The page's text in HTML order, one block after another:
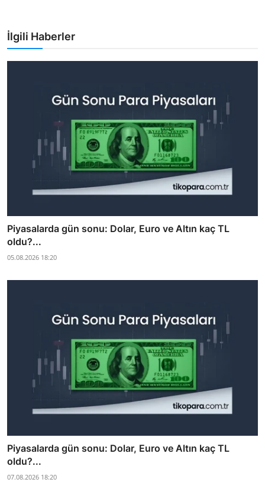
İlgili Haberler
Piyasalarda gün sonu: Dolar, Euro ve Altın kaç TL
oldu?...
05.08.2026 18:20
Piyasalarda gün sonu: Dolar, Euro ve Altın kaç TL
oldu?...
07.08.2026 18:20